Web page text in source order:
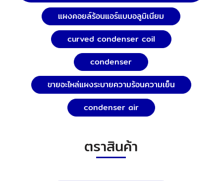
แผงคอยล์ร้อนแอร์แบบอลูมิเนียม
curved condenser coil
condenser
ขายอะไหล่แผงระบายความร้อนความเย็น
condenser air
ตราสินค้า